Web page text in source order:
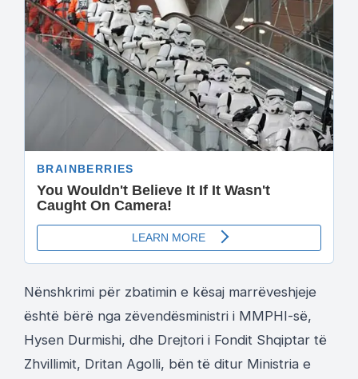
Nënshkrimi për zbatimin e kësaj marrëveshjeje
është bërë nga zëvendësministri i MMPHI-së,
Hysen Durmishi, dhe Drejtori i Fondit Shqiptar të
Zhvillimit, Dritan Agolli, bën të ditur Ministria e